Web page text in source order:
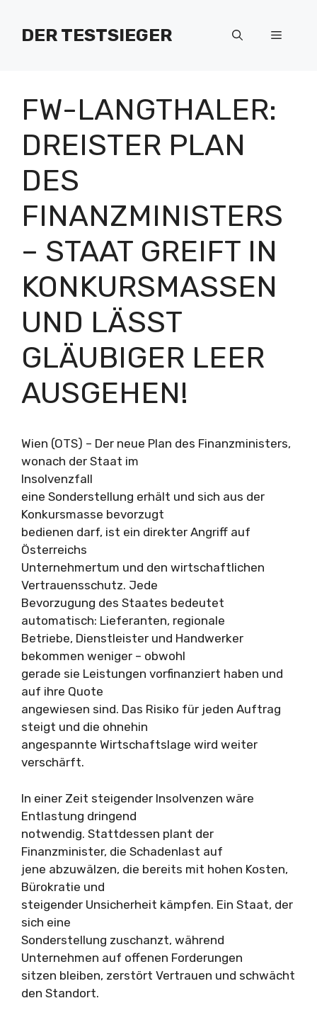
Inhalt
springenDER TESTSIEGER Menü
FW-LANGTHALER:
DREISTER PLAN
DES
FINANZMINISTERS
– STAAT GREIFT IN
KONKURSMASSEN
UND LÄSST
GLÄUBIGER LEER
AUSGEHEN!
Wien (OTS) – Der neue Plan des Finanzministers,
wonach der Staat im
Insolvenzfall
eine Sonderstellung erhält und sich aus der
Konkursmasse bevorzugt
bedienen darf, ist ein direkter Angriff auf
Österreichs
Unternehmertum und den wirtschaftlichen
Vertrauensschutz. Jede
Bevorzugung des Staates bedeutet
automatisch: Lieferanten, regionale
Betriebe, Dienstleister und Handwerker
bekommen weniger – obwohl
gerade sie Leistungen vorfinanziert haben und
auf ihre Quote
angewiesen sind. Das Risiko für jeden Auftrag
steigt und die ohnehin
angespannte Wirtschaftslage wird weiter
verschärft.
In einer Zeit steigender Insolvenzen wäre
Entlastung dringend
notwendig. Stattdessen plant der
Finanzminister, die Schadenlast auf
jene abzuwälzen, die bereits mit hohen Kosten,
Bürokratie und
steigender Unsicherheit kämpfen. Ein Staat, der
sich eine
Sonderstellung zuschanzt, während
Unternehmen auf offenen Forderungen
sitzen bleiben, zerstört Vertrauen und schwächt
den Standort.